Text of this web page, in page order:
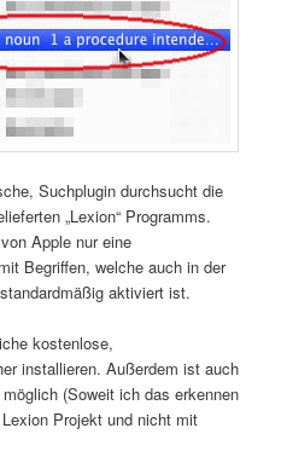
Suchplugin durchsucht die
„Lexion“ Programms.
Apple nur eine
Begriffen, welche auch in der
aktiviert ist.
kostenlose,
installieren. Außerdem ist auch
(Soweit ich das erkennen
Projekt und nicht mit